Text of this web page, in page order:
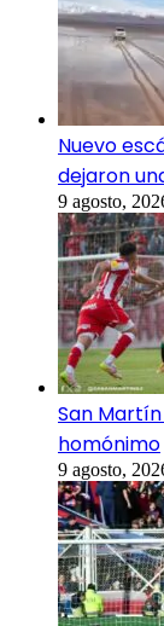
Nuevo
dejaron
9 agosto,
San
homónimo
9 agosto,